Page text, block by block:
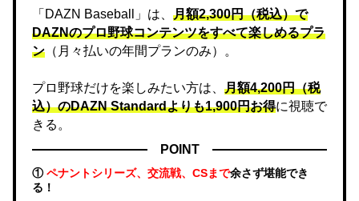
「DAZN Baseball」は、 月額2,300円（税込）で
DAZNのプロ野球コンテンツをすべて楽しめるプラ
ン （月々払いの年間プランのみ）。
プロ野球だけを楽しみたい方は、 月額4,200円（税
込）のDAZN Standard​よりも1,900円お得に視聴で
きる。
POINT
①ペナントシリーズ、交流戦、CSまで余さず堪能でき
る！